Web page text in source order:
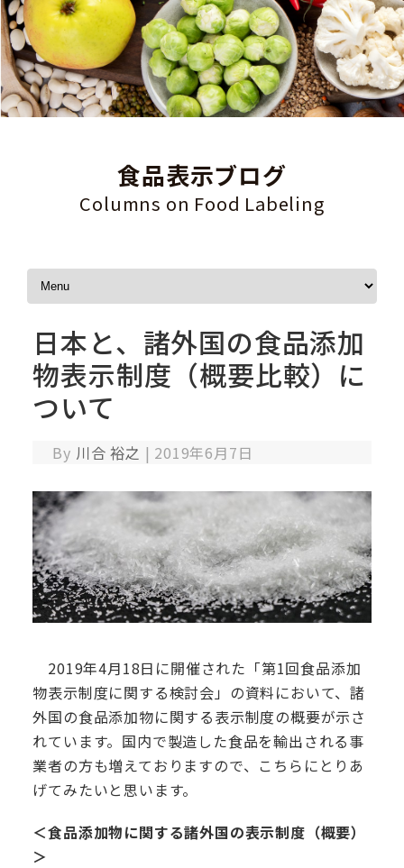
食品表示ブログ
Columns on Food Labeling
日本と、諸外国の食品添加
物表示制度（概要比較）に
ついて
By 川合 裕之 | 2019年6月7日
2019年4月18日に開催された「第1回食品添加
物表示制度に関する検討会」の資料において、諸
外国の食品添加物に関する表示制度の概要が示さ
れています。国内で製造した食品を輸出される事
業者の方も増えておりますので、こちらにとりあ
げてみたいと思います。
＜食品添加物に関する諸外国の表示制度（概要）
＞